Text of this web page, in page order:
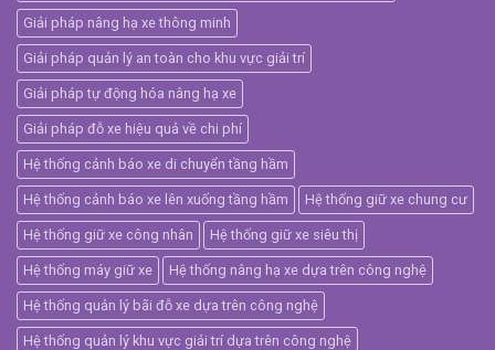
Giải pháp nâng hạ xe thông minh
Giải pháp quản lý an toàn cho khu vực giải trí
Giải pháp tự động hóa nâng hạ xe
Giải pháp đỗ xe hiệu quả về chi phí
Hệ thống cảnh báo xe di chuyển tầng hầm
Hệ thống cảnh báo xe lên xuống tầng hầm Hệ thống giữ xe chung cư
Hệ thống giữ xe công nhân Hệ thống giữ xe siêu thị
Hệ thống máy giữ xe Hệ thống nâng hạ xe dựa trên công nghệ
Hệ thống quản lý bãi đỗ xe dựa trên công nghệ
Hệ thống quản lý khu vực giải trí dựa trên công nghệ